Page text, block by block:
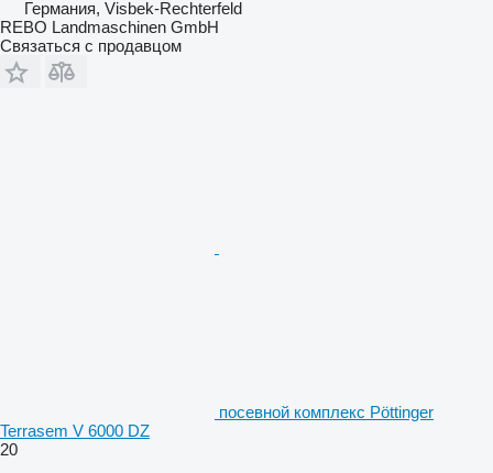
Германия, Visbek-Rechterfeld
REBO Landmaschinen GmbH
Связаться с продавцом
посевной комплекс Pöttinger
Terrasem V 6000 DZ
20